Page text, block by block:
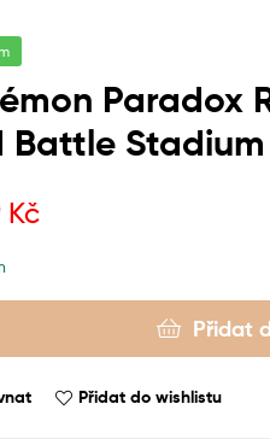
Paradox
Battle Stadium
Kč
Přidat
Přidat do wishlistu